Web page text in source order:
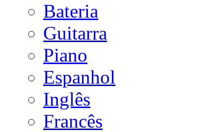
Bateria
Guitarra
Piano
Espanhol
Inglês
Francês